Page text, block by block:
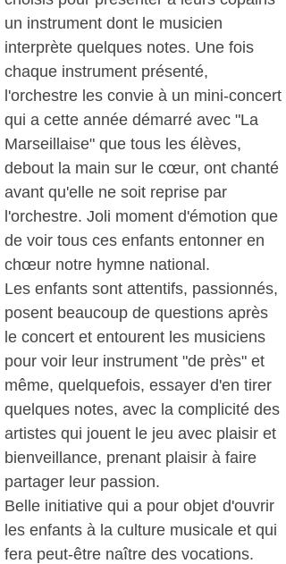
un instrument dont le musicien
interprète quelques notes. Une fois
chaque instrument présenté,
l'orchestre les convie à un mini-concert
qui a cette année démarré avec "La
Marseillaise" que tous les élèves,
debout la main sur le cœur, ont chanté
avant qu'elle ne soit reprise par
l'orchestre. Joli moment d'émotion que
de voir tous ces enfants entonner en
chœur notre hymne national.
Les enfants sont attentifs, passionnés,
posent beaucoup de questions après
le concert et entourent les musiciens
pour voir leur instrument "de près" et
même, quelquefois, essayer d'en tirer
quelques notes, avec la complicité des
artistes qui jouent le jeu avec plaisir et
bienveillance, prenant plaisir à faire
partager leur passion.
Belle initiative qui a pour objet d'ouvrir
les enfants à la culture musicale et qui
fera peut-être naître des vocations.